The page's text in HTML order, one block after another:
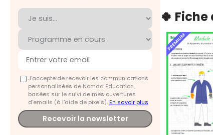
J'accepte de recevoir les communications
personnalisées de Nomad Education,
basées sur le suivi de mes ouvertures
d'emails (à l’aide de pixels).En savoir plus
Recevoir la newsletter
🍀
PREMIUM